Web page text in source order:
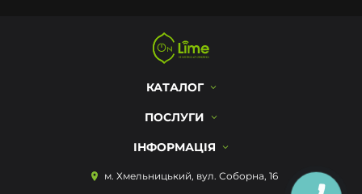
КАТАЛОГ
ПОСЛУГИ
ІНФОРМАЦІЯ
м. Хмельницький, вул. Соборна, 16